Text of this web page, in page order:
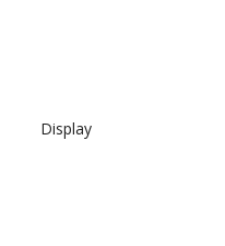
Display